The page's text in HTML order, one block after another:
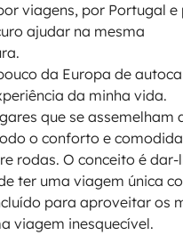
viagens, por Portugal e
ajudar na mesma
da Europa de
da minha vida.
que se assemelham
o conforto e
rodas. O conceito é dar-
ter uma viagem única
para aproveitar os
viagem inesquecível.